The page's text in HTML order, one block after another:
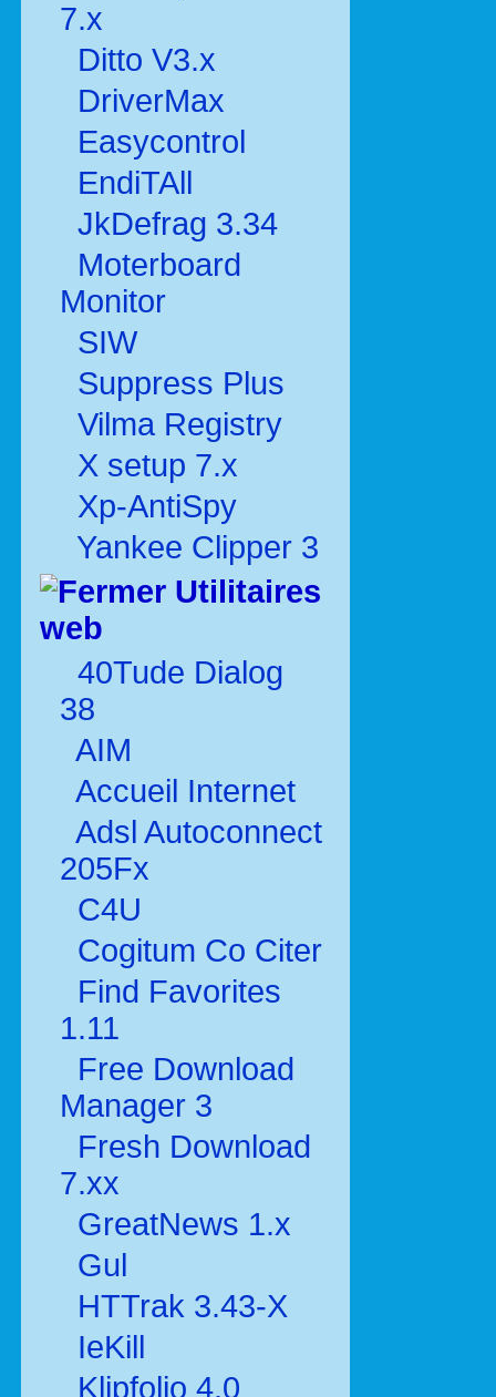
7.x
Ditto V3.x
DriverMax
Easycontrol
EndiTAll
JkDefrag 3.34
Moterboard
Monitor
SIW
Suppress Plus
Vilma Registry
X setup 7.x
Xp-AntiSpy
Yankee Clipper 3
Utilitaires
web
40Tude Dialog
38
AIM
Accueil Internet
Adsl Autoconnect
205Fx
C4U
Cogitum Co Citer
Find Favorites
1.11
Free Download
Manager 3
Fresh Download
7.xx
GreatNews 1.x
Gul
HTTrak 3.43-X
IeKill
Klipfolio 4.0